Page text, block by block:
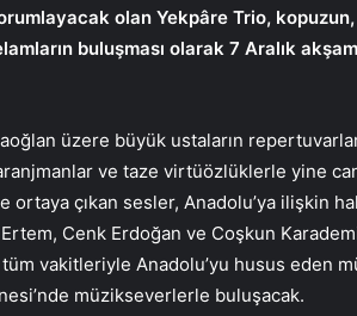
olan Yekpâre Trio, kopuzun,
buluşması olarak 7 Aralık
üzere büyük ustaların
ve taze virtüözlüklerle yine
ortaya çıkan sesler, Anadolu’ya ilişkin
Cenk Erdoğan ve Coşkun
vakitleriyle Anadolu’yu husus eden
müzikseverlerle buluşacak.